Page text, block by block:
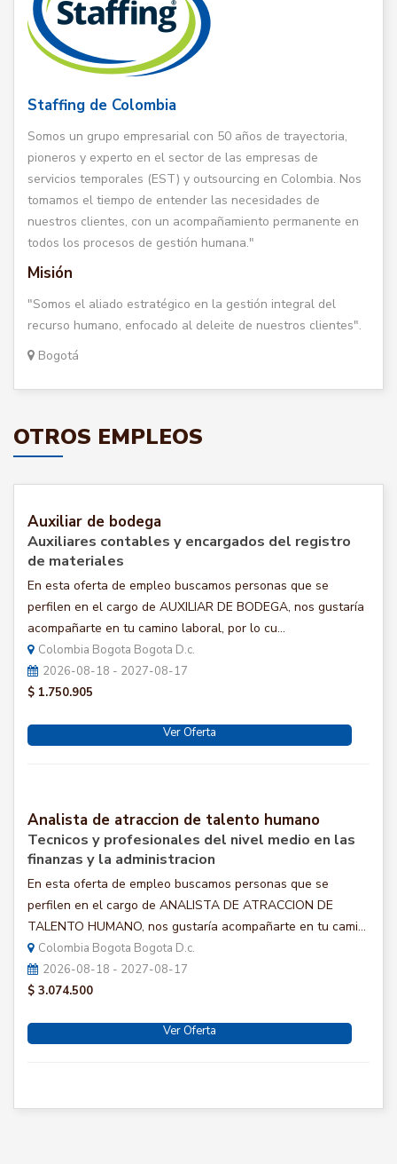
Staffing de Colombia
Somos un grupo empresarial con 50 años de trayectoria,
pioneros y experto en el sector de las empresas de
servicios temporales (EST) y outsourcing en Colombia. Nos
tomamos el tiempo de entender las necesidades de
nuestros clientes, con un acompañamiento permanente en
todos los procesos de gestión humana."
Misión
"Somos el aliado estratégico en la gestión integral del
recurso humano, enfocado al deleite de nuestros clientes".
Bogotá
OTROS EMPLEOS
Auxiliar de bodega
Auxiliares contables y encargados del registro
de materiales
En esta oferta de empleo buscamos personas que se
perfilen en el cargo de AUXILIAR DE BODEGA, nos gustaría
acompañarte en tu camino laboral, por lo cu...
Colombia Bogota Bogota D.c.
2026-08-18 - 2027-08-17
$ 1.750.905
Ver Oferta
Analista de atraccion de talento humano
Tecnicos y profesionales del nivel medio en las
finanzas y la administracion
En esta oferta de empleo buscamos personas que se
perfilen en el cargo de ANALISTA DE ATRACCION DE
TALENTO HUMANO, nos gustaría acompañarte en tu cami...
Colombia Bogota Bogota D.c.
2026-08-18 - 2027-08-17
$ 3.074.500
Ver Oferta